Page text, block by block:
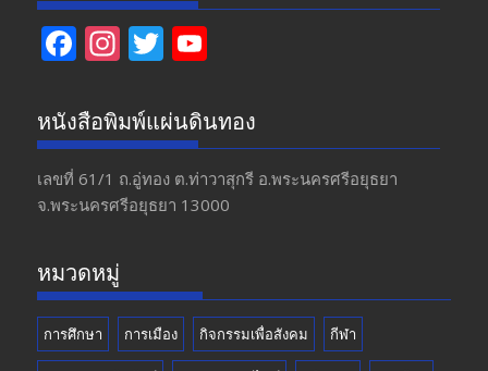
F
e
b
o
o
In
a
gr
a
m
T
itt
er
u
T
u
b
หนังสือพิมพ์แผ่นดินทอง
เลขที่ 61/1 ถ.อู่ทอง​ ต.​ท่าวาสุกรี​ อ.พระนครศรีอยุธยา​
จ.พระนครศรีอยุธยา 13000
หมวดหมู่
การศึกษา การเมือง กิจกรรมเพื่อสังคม กีฬา